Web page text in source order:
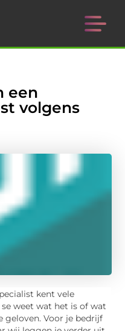
een
volgens
kent vele
weet wat het is of wat
geloven. Voor je bedrijf